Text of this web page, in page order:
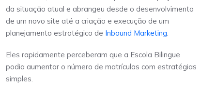
da situação atual e abrangeu desde o desenvolvimento
de um novo site até a criação e execução de um
planejamento estratégico de Inbound Marketing
Eles rapidamente perceberam que a Escola Bilingue
podia aumentar o número de matrículas com estratégias
simples.